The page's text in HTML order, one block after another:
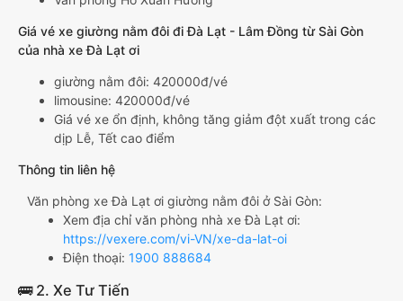
Giá vé xe giường nằm đôi đi Đà Lạt - Lâm Đồng từ Sài Gòn
của nhà xe Đà Lạt ơi
giường nằm đôi: 420000đ/vé
limousine: 420000đ/vé
Giá vé xe ổn định, không tăng giảm đột xuất trong các
dịp Lễ, Tết cao điểm
Thông tin liên hệ
Văn phòng xe Đà Lạt ơi giường nằm đôi ở Sài Gòn:
Xem địa chỉ văn phòng nhà xe Đà Lạt ơi:
https://vexere.com/vi-VN/xe-da-lat-oi
Điện thoại: 1900 888684
🚌 2. Xe Tư Tiến